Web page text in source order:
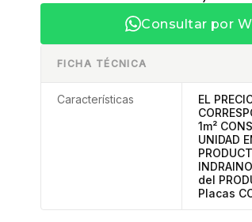
Consultar por
FICHA TÉCNICA
Características
EL
1m²
UNIDAD
del
Placas